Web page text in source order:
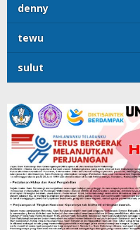
denny
tewu
sulut